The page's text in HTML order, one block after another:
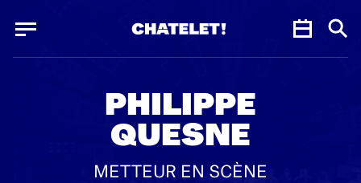
PHILIPPE
QUESNE
METTEUR EN SCÈNE